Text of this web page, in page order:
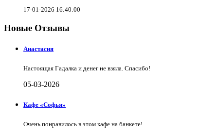
17-01-2026 16:40:00
Новые Отзывы
Анастасия
Настоящая Гадалка и денег не взяла. Спасибо!
05-03-2026
Кафе «Софья»
Очень понравилось в этом кафе на банкете!